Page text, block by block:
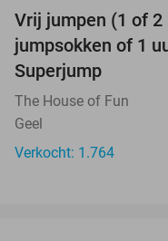
Vrij jumpen (1 of
jumpsokken of 1
Superjump
The House of Fun
Geel
Verkocht: 1.764